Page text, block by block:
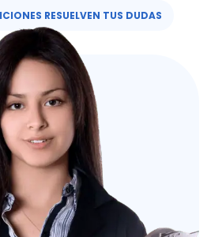
RESUELVEN TUS DUDAS​